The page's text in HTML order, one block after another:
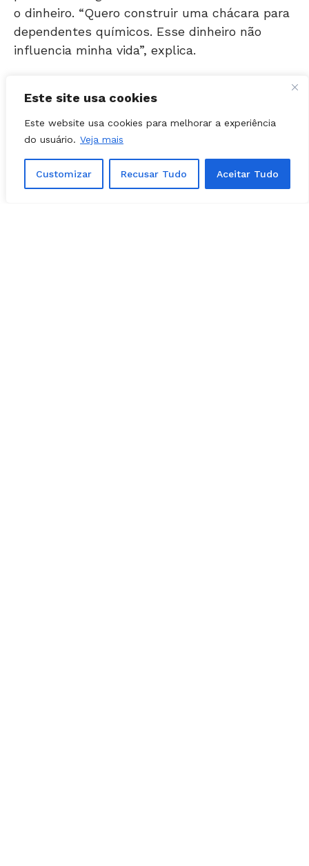
Este site usa cookies
Este website usa cookies para melhorar a experiência
do usuário. Veja mais
Customizar Recusar Tudo Aceitar Tudo
dependentes químicos. Esse dinheiro não
influencia minha vida”, explica.
que eu uso em benefício meu é o Ipasgo, é o
salário que eu uso.”
Encontrou um erro de digitação?Selecione-o
e pressione
Ctrl + Enter